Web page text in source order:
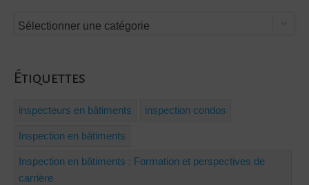
Sélectionner une catégorie
Étiquettes
inspecteurs en bâtiments inspection condos
Inspection en bâtiments
Inspection en bâtiments : Formation et perspectives de
carrière